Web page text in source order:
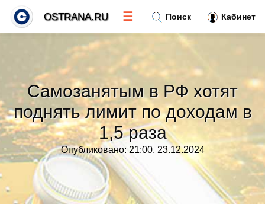
Самозанятым в РФ хотят
поднять лимит по доходам в
1,5 раза
Опубликовано: 21:00, 23.12.2024
Поиск Кабинет
OSTRANA.RU ☰
Тренды новостей»
Рубрики»
Правила
Контакт»